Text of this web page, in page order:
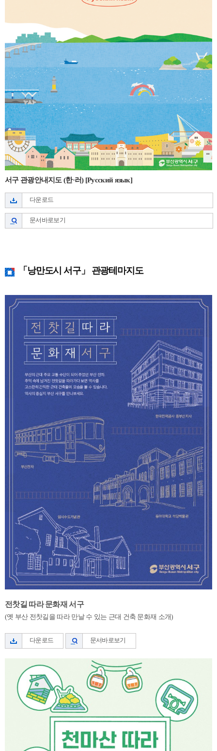
서구 관광안내지도 (한·러) [Русский язык]
다운로드
문서바로보기
「낭만도시 서구」 관광테마지도
전찻길 따라 문화재 서구
(옛 부산 전찻길을 따라 만날 수 있는 근대 건축 문화재 소개)
다운로드 문서바로보기